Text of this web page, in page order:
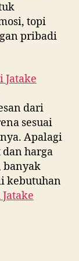
topi
pribadi
Jatake
dari
sesuai
Apalagi
harga
banyak
kebutuhan
Jatake